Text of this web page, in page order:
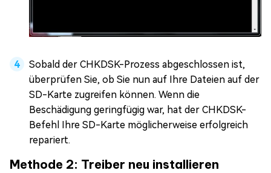
Sobald der CHKDSK-Prozess abgeschlossen ist,
überprüfen Sie, ob Sie nun auf Ihre Dateien auf der
SD-Karte zugreifen können. Wenn die
Beschädigung geringfügig war, hat der CHKDSK-
Befehl Ihre SD-Karte möglicherweise erfolgreich
repariert.
Methode 2: Treiber neu installieren